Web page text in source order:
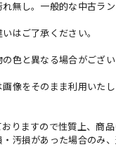
無し。一般的な中古ラン
はご了承ください。
色と異なる場合がござ
像をそのまま利用いた
りますので性質上、商
汚損があった場合のみ